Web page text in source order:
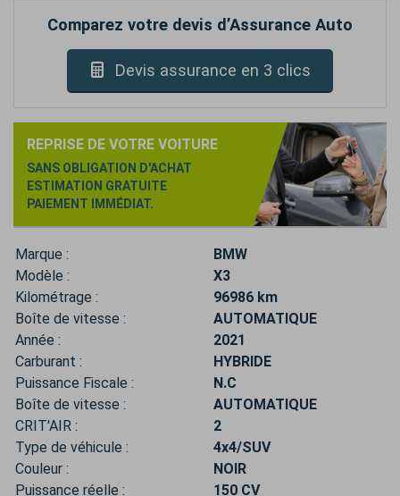
Comparez votre devis d’Assurance Auto
Devis assurance en 3 clics
REPRISE DE VOTRE VOITURE
SANS OBLIGATION D'ACHAT
ESTIMATION GRATUITE
PAIEMENT IMMÉDIAT.
Marque :
BMW
Modèle :
X3
Kilométrage :
96986 km
Boîte de vitesse :
AUTOMATIQUE
Année :
2021
Carburant :
HYBRIDE
Puissance Fiscale :
N.C
Boîte de vitesse :
AUTOMATIQUE
CRIT'AIR :
2
Type de véhicule :
4x4/SUV
Couleur :
NOIR
Puissance réelle :
150 CV